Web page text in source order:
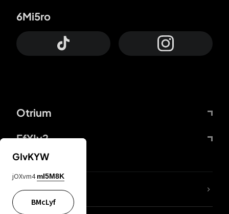
Otrium
FfYIy2
6Mi5ro
KIjvtr
GIvKYW
jOXvm4 mI5M8K
BMcLyf